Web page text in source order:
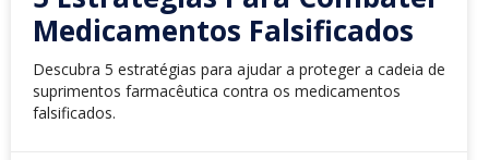
Medicamentos Falsificados
Descubra 5 estratégias para ajudar a proteger a cadeia de
suprimentos farmacêutica contra os medicamentos
falsificados.